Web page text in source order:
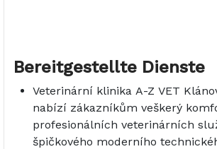
Bereitgestellte Dienste
Veterinární klinika A-Z VET
nabízí zákazníkům veškerý
profesionálních veterinárních
špičkového moderního